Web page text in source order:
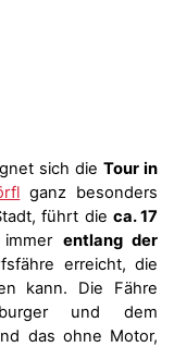
sich die Tour in
ganz besonders
führt die ca. 17
entlang der
erreicht, die
kann. Die Fähre
und dem
das ohne Motor,